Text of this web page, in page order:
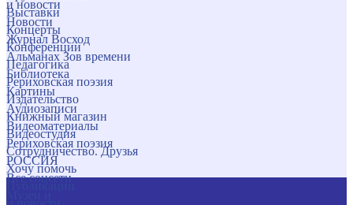
и новости
Новости
Журнал Восход
Альманах Зов времени
Библиотека
Картины
Аудиозаписи
Видеоматериалы
Рериховская поэзия
РОССИЯ
Все соцсети
Выставки
Концерты
Конференции
Педагогика
Рериховская поэзия
Издательство
Книжный магазин
Видеостудия
Сотрудничество. Друзья
Хочу помочь